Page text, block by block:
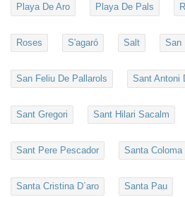
Playa De Aro Playa De Pals
Roses S'agaró Salt San
San Feliu De Pallarols Sant Antoni
Sant Gregori Sant Hilari Sacalm
Sant Pere Pescador Santa Coloma
Santa Cristina D´aro Santa Pau